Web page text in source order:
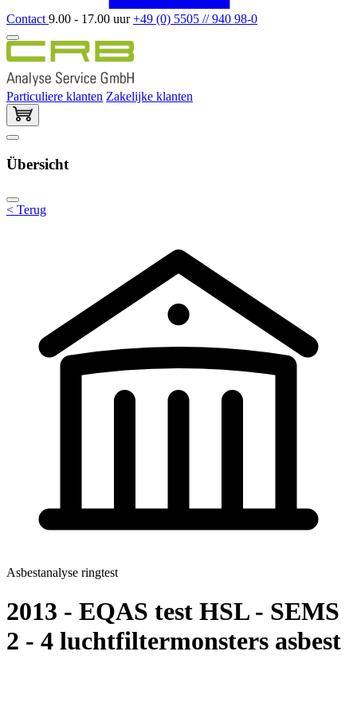
Contact 9.00 - 17.00 uur+49 (0) 5505 // 940 98-0
Particuliere klanten Zakelijke klanten
Übersicht
< Terug
Asbestanalyse ringtest
2013 - EQAS test HSL - SEMS
2 - 4 luchtfiltermonsters asbest